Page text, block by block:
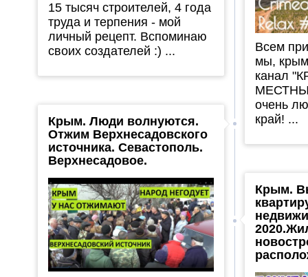
15 тысяч строителей, 4 года
труда и терпения - мой
личный рецепт. Вспоминаю
своих создателей :) ...
Всем
мы,
канал
очень
край! ...
Крым. Люди волнуются.
Отжим Верхнесадовского
источника. Севастополь.
Верхнесадовое.
Крым.